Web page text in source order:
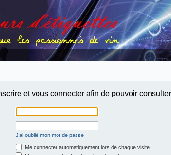
et vous connecter afin de pouvoir
J’ai oublié mon mot de passe
Me connecter automatiquement lors de chaque visite